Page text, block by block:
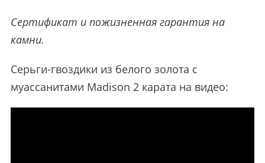
Сертификат и пожизненная гарантия на
камни.
Серьги-гвоздики из белого золота с
муассанитами Madison 2 карата на видео: